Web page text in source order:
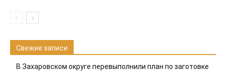
Свежие записи
В Захаровском округе перевыполнили план по заготовке